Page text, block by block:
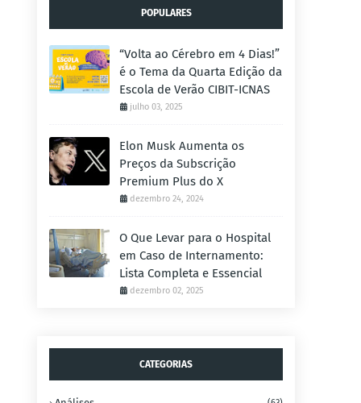
POPULARES
“Volta ao Cérebro em 4 Dias!”
é o Tema da Quarta Edição da
Escola de Verão CIBIT-ICNAS
julho 03, 2025
Elon Musk Aumenta os
Preços da Subscrição
Premium Plus do X
dezembro 24, 2024
O Que Levar para o Hospital
em Caso de Internamento:
Lista Completa e Essencial
dezembro 02, 2025
CATEGORIAS